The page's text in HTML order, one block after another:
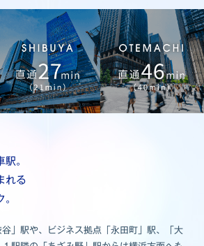
。
れる
谷」駅や、ビジネス拠点「永田町」駅、「大